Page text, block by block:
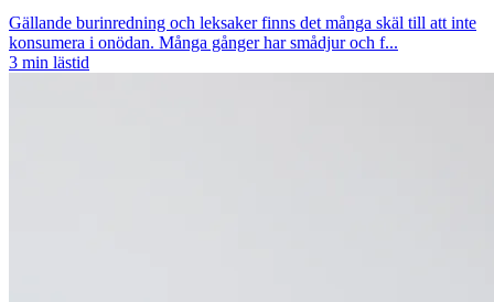
Gällande burinredning och leksaker finns det många skäl till att inte
konsumera i onödan. Många gånger har smådjur och f...
3 min lästid